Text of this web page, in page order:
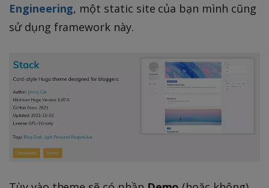
Engineering, một static site của bạn mình cũng
sử dụng framework này.